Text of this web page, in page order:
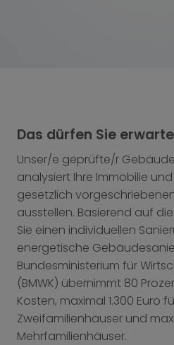
Das dürfen Sie
Unser/e geprüfte/r
analysiert Ihre Immobilie
gesetzlich
ausstellen. Basierend auf
Sie einen individuellen
energetische
Bundesministerium für
(BMWK) übernimmt 80
Kosten, maximal 1.300 Euro
Zweifamilienhäuser und
Mehrfamilienhäuser.